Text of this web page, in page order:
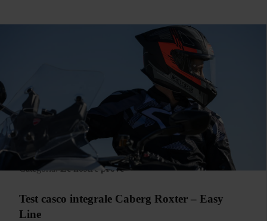
Categoria:Le nostre prove
Test casco integrale Caberg Roxter – Easy
Line